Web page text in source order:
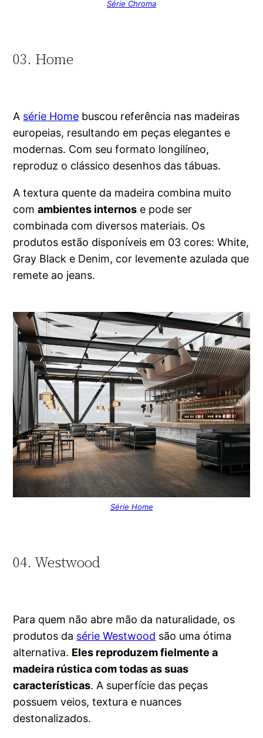
Série Chroma
03. Home
A série Home buscou referência nas madeiras
europeias, resultando em peças elegantes e
modernas. Com seu formato longilíneo,
reproduz o clássico desenhos das tábuas.
A textura quente da madeira combina muito
comambientes internos e pode ser
combinada com diversos materiais. Os
produtos estão disponíveis em 03 cores: White,
Gray Black e Denim, cor levemente azulada que
remete ao jeans.
Série Home
04. Westwood
Para quem não abre mão da naturalidade, os
produtos da série Westwood são uma ótima
alternativa. Eles reproduzem fielmente a
madeira rústica com todas as suas
características. A superfície das peças
possuem veios, textura e nuances
destonalizados.